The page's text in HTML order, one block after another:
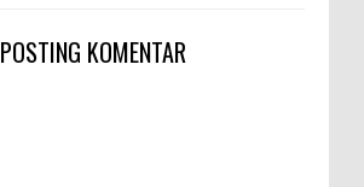
POSTING KOMENTAR